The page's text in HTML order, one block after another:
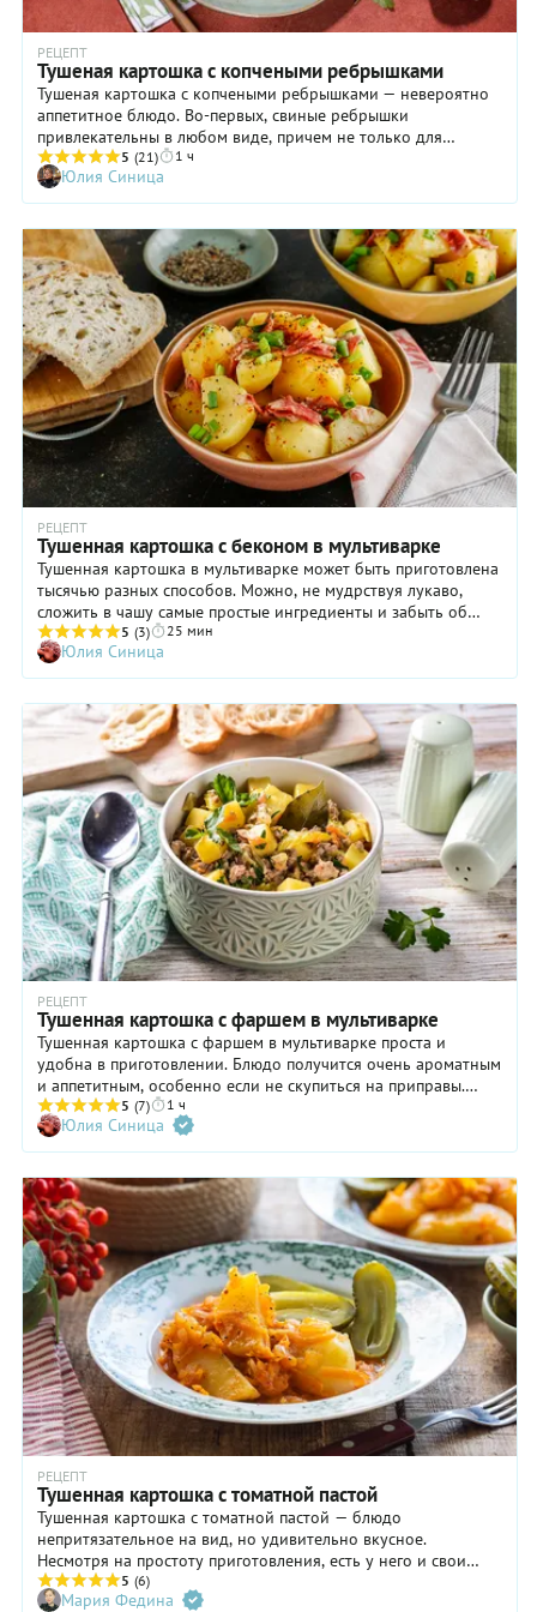
РЕЦЕПТ
Тушеная картошка с копчеными ребрышками
Тушеная картошка с копчеными ребрышками — невероятно
аппетитное блюдо. Во-первых, свиные ребрышки
привлекательны в любом виде, причем не только для
мужчин, как принято считать. Гурманы обоих полов с
наслаждением будут расправляться с косточками,
покрытыми ароматным сочным мяском. И, разумеется, в
этом смысле «обычные» свиные ребра вряд ли могут
конкурировать с копчеными. Но, кстати, наш рецепт при
случае можно вполне применить к сырым ребрышками,
разве что варить их придётся подольше, плюс понадобится
больше соли и специй. Когда работаете с копчеными
ребрами, помните, что в них уже есть соль, так что
аккуратнее с досаливанием. Даже если соли в готовом
блюде окажется маловато, вы всегда сможете подсолить
картошку у себя в тарелке.
5 (21) 1 ч
Юлия Синица
РЕЦЕПТ
Тушенная картошка с беконом в мультиварке
Тушенная картошка в мультиварке может быть приготовлена
тысячью разных способов. Можно, не мудрствуя лукаво,
сложить в чашу самые простые ингредиенты и забыть об
этом на час-другой, а можно, используя разные функции
мультиварки, сотворить что-то особенное. Мы решили
приготовить картошку со сливочным вкусом, ярким
который даст жареный бекон. Бекон можно взять в длинных
ломтиках, а картофель практически любого сорта, как
молодой, так и «зрелый». В нашем рецепте используется
куриный бульон. Но в упрощенном варианте можно
растворить в кипятке сухой рассыпной бульон или кубик.
5 (3) 25 мин
Юлия Синица
РЕЦЕПТ
Тушенная картошка с фаршем в мультиварке
Тушенная картошка с фаршем в мультиварке проста и
удобна в приготовлении. Блюдо получится очень ароматным
и аппетитным, особенно если не скупиться на приправы.
Кроме чеснока, паприки и черного перца, заявленных в
нашем рецепте, вы можете добавить в картошку с фаршем
порошок карри или любимые сухие травы – орегано,
тимьян, базилик. Или использовать готовую смесь пряностей
для картофеля. Фарш берите любой – говяжий, свиной,
куриный или их смесь. Конечно, будет вкуснее, если вы
приготовите его сами из качественного мяса.
5 (7) 1 ч
Юлия Синица
РЕЦЕПТ
Тушенная картошка с томатной пастой
Тушенная картошка с томатной пастой — блюдо
непритязательное на вид, но удивительно вкусное.
Несмотря на простоту приготовления, есть у него и свои
секреты, и в нашем рецепте тушенной картошки с томатной
пастой мы их раскроем! Главный же, как нам кажется, в том,
5 (6)
Мария Федина